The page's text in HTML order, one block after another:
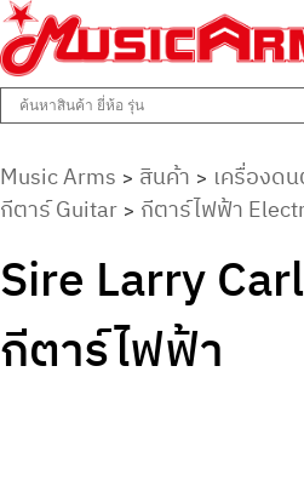
Music Arms
ศูนย์รวมครื่องดนตรีทุกชนิด ตั้งแต่เริ่ม
Music Arms > สินค้า > เครื่องด
กีตาร์ Guitar > กีตาร์ไฟฟ้า
Sire Larry
กีตาร์ไฟฟ้า